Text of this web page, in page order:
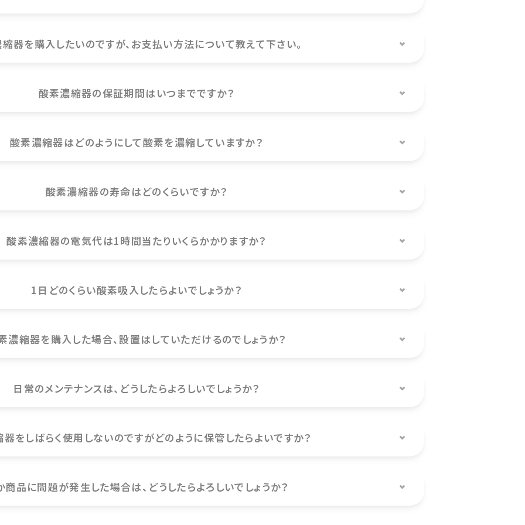
器を購入したいのですが、お支払い方法について教えて下さい。
酸素濃縮器の保証期間はいつまでですか？
酸素濃縮器はどのようにして酸素を濃縮していますか？
酸素濃縮器の寿命はどのくらいですか？
酸素濃縮器の電気代は1時間当たりいくらかかりますか？
1日どのくらい酸素吸入したらよいでしょうか？
濃縮器を購入した場合、設置はしていただけるのでしょうか？
日常のメンテナンスは、どうしたらよろしいでしょうか？
をしばらく使用しないのですがどのように保管したらよいですか？
商品に問題が発生した場合は、どうしたらよろしいでしょうか？